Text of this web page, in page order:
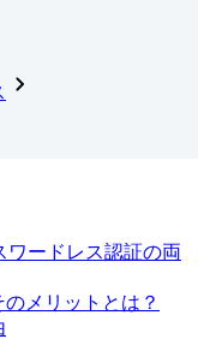
ワードレス認証の両
メリットとは？